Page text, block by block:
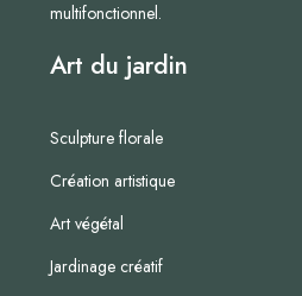
multifonctionnel.
Art du jardin
Sculpture florale
Création artistique
Art végétal
Jardinage créatif